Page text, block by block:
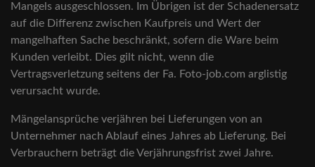
Mangels ausgeschlossen. Im Übrigen ist der Schadenersatz
auf die Differenz zwischen Kaufpreis und Wert der
mangelhaften Sache beschränkt, sofern die Ware beim
Kunden verleibt. Dies gilt nicht, wenn die
Vertragsverletzung seitens der Fa. Foto-job.com arglistig
verursacht wurde.
Mängelansprüche verjähren bei Lieferungen von an
Unternehmer nach Ablauf eines Jahres ab Lieferung. Bei
Verbrauchern beträgt die Verjährungsfrist zwei Jahre.